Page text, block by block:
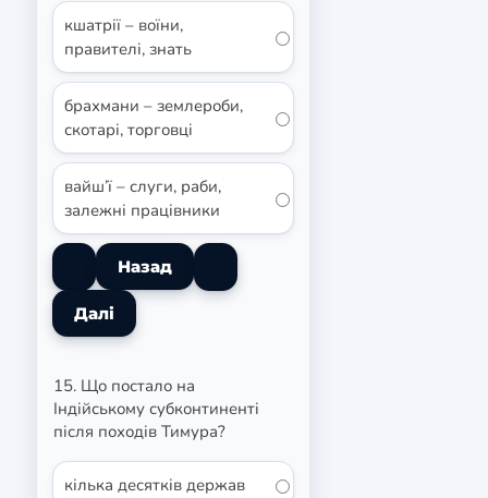
кшатрії – воїни,
правителі, знать
брахмани – землероби,
скотарі, торговці
вайш’ї – слуги, раби,
залежні працівники
15. Що постало на
Індійському субконтиненті
після походів Тимура?
кілька десятків держав